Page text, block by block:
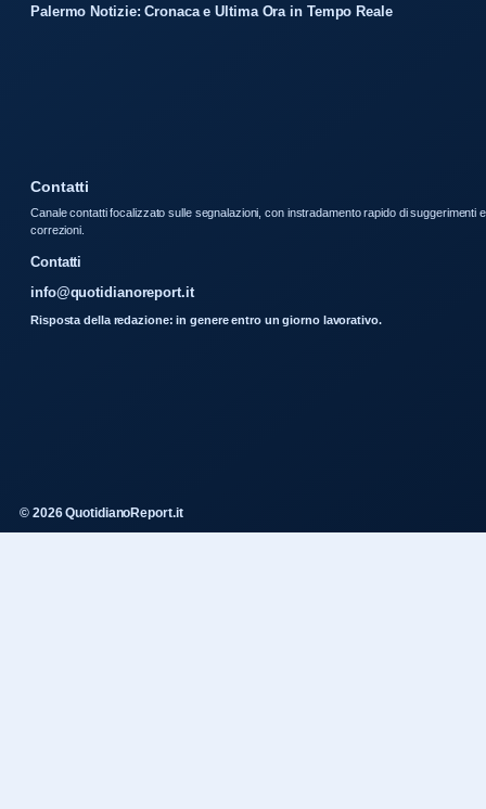
Palermo Notizie: Cronaca e Ultima Ora in Tempo Reale
Contatti
Canale contatti focalizzato sulle segnalazioni, con instradamento rapido di suggerimenti e
correzioni.
Contatti
info@quotidianoreport.it
Risposta della redazione: in genere entro un giorno lavorativo.
© 2026 QuotidianoReport.it